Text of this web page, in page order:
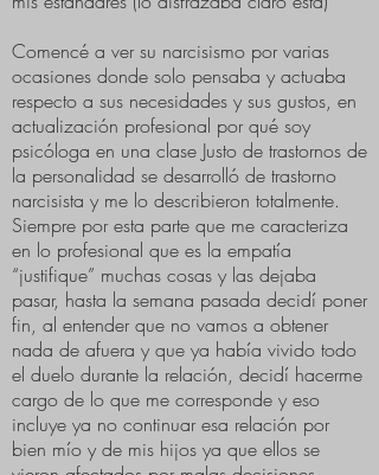
Comencé a ver su narcisismo por varias
ocasiones donde solo pensaba y actuaba
respecto a sus necesidades y sus gustos, en
actualización profesional por qué soy
psicóloga en una clase Justo de trastornos de
la personalidad se desarrolló de trastorno
narcisista y me lo describieron totalmente.
Siempre por esta parte que me caracteriza
en lo profesional que es la empatía
“justifique” muchas cosas y las dejaba
pasar, hasta la semana pasada decidí poner
fin, al entender que no vamos a obtener
nada de afuera y que ya había vivido todo
el duelo durante la relación, decidí hacerme
cargo de lo que me corresponde y eso
incluye ya no continuar esa relación por
bien mío y de mis hijos ya que ellos se